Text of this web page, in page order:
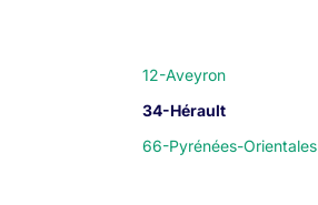
12-Aveyron
34-Hérault
66-Pyrénées-Orientales